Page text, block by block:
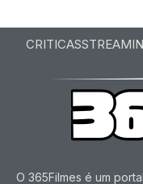
CRITICAS
O 365Filmes é um